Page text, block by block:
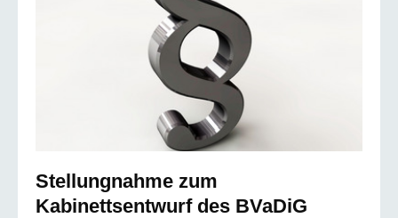
Stellungnahme zum
Kabinettsentwurf des BVaDiG